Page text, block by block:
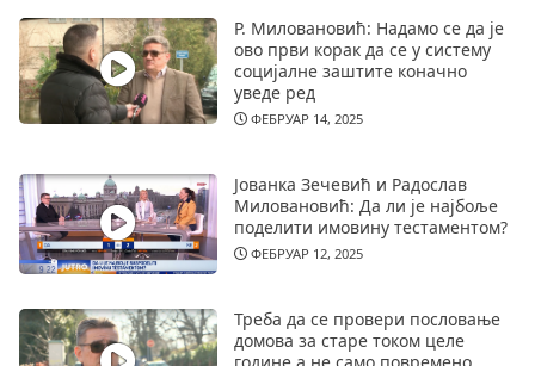
Р. Миловановић: Надамо се да је
ово први корак да се у систему
социјалне заштите коначно
уведе ред
ФЕБРУАР 14, 2025
Јованка Зечевић и Радослав
Миловановић: Да ли је најбоље
поделити имовину тестаментом?
ФЕБРУАР 12, 2025
Треба да се провери пословање
домова за старе током целе